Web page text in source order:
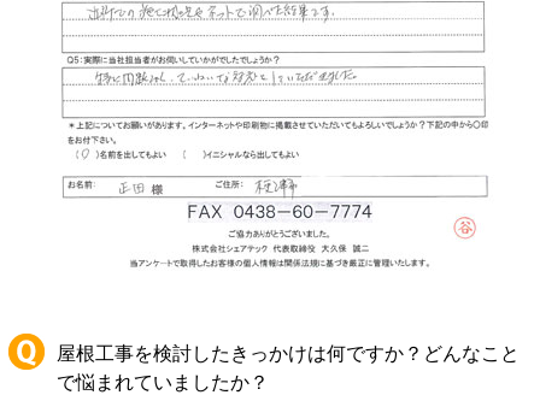
屋根工事を検討したきっかけは何ですか？どんなこと
で悩まれていましたか？